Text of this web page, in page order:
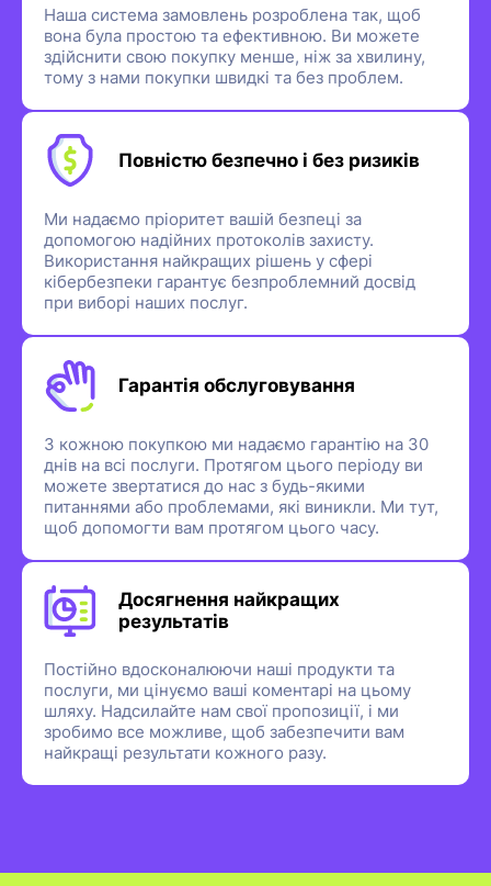
Наша система замовлень розроблена так, щоб
вона була простою та ефективною. Ви можете
здійснити свою покупку менше, ніж за хвилину,
тому з нами покупки швидкі та без проблем.
Повністю безпечно і без ризиків
Ми надаємо пріоритет вашій безпеці за
допомогою надійних протоколів захисту.
Використання найкращих рішень у сфері
кібербезпеки гарантує безпроблемний досвід
при виборі наших послуг.
Гарантія обслуговування
З кожною покупкою ми надаємо гарантію на 30
днів на всі послуги. Протягом цього періоду ви
можете звертатися до нас з будь-якими
питаннями або проблемами, які виникли. Ми тут,
щоб допомогти вам протягом цього часу.
Досягнення найкращих
результатів
Постійно вдосконалюючи наші продукти та
послуги, ми цінуємо ваші коментарі на цьому
шляху. Надсилайте нам свої пропозиції, і ми
зробимо все можливе, щоб забезпечити вам
найкращі результати кожного разу.